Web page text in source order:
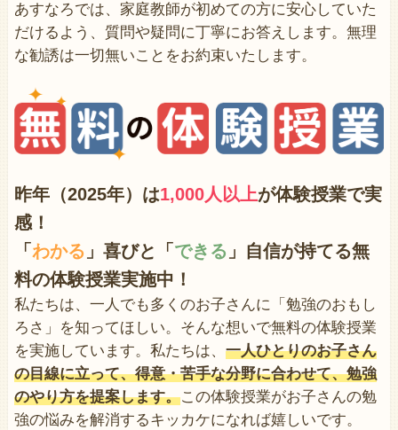
あすなろでは、家庭教師が初めての方に安心していた
だけるよう、質問や疑問に丁寧にお答えします。無理
な勧誘は一切無いことをお約束いたします。
昨年（2025年）は1,000人以上が体験授業で実
感！
「 わかる 」喜びと「 できる 」自信が持てる無
料の体験授業実施中！
私たちは、一人でも多くのお子さんに「勉強のおもし
ろさ」を知ってほしい。そんな想いで無料の体験授業
を実施しています。私たちは、 一人ひとりのお子さん
の目線に立って、得意・苦手な分野に合わせて、勉強
のやり方を提案します。この体験授業がお子さんの勉
強の悩みを解消するキッカケになれば嬉しいです。